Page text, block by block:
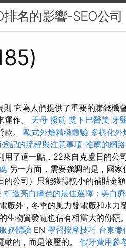
名的影響-SEO公司
它為人們提供了重要的賺錢機
運作。 天母 撥筋 雙下巴醫美 牙
款。 歐式外燴精緻體驗 多樣化外
登記的流程與注意事項 推薦的網
了這一點，22來自克盧日的公
另一方面，需要強調的是，國
公司）只能獲得較小的補貼金額
打造亮白膚色的最佳選擇：美白
廠外，冬季的風力發電廠和水力
生物質發電也佔有相當大的份額。
務體驗 EN 學習按摩技巧 台東徵
的，而是液壓的。 假牙費用參